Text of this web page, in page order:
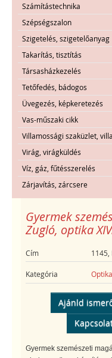
Számítástechnika
Szépségszalon
Szigetelés, szigetelőanyag
Takarítás, tisztítás
Társasházkezelés
Tetőfedés, bádogos
Üvegezés, képkeretezés
Vas-műszaki cikk
Villamossági szaküzlet,
Virág, virágküldés
Víz, gáz, fűtésszerelés
Zárjavítás, zárcsere
Gyermek
Zugló, optika
Cím 1145,
Kategória
Ajánld
Gyermek szemészeti